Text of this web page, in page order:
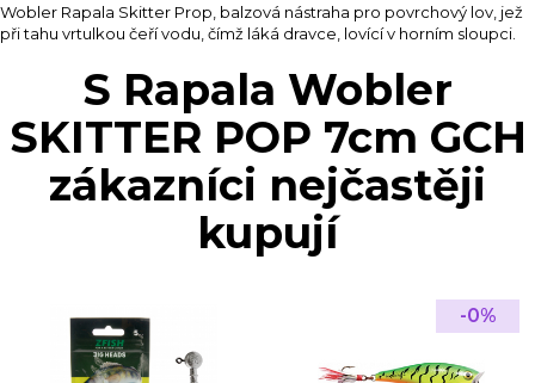
Wobler Rapala Skitter Prop, balzová nástraha pro povrchový lov, jež
při tahu vrtulkou čeří vodu, čímž láká dravce, lovící v horním sloupci.
S Rapala Wobler
SKITTER POP 7cm GCH
zákazníci nejčastěji
kupují
-0%